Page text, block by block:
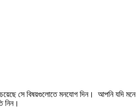
সে বিষয়গুলোতে মনযোগ দিন। আপনি যদি
নিন।